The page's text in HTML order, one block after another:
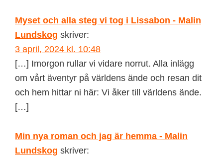
Myset och alla steg vi tog i Lissabon - Malin
Lundskog skriver:
3 april, 2024 kl. 10:48
[…] Imorgon rullar vi vidare norrut. Alla inlägg
om vårt äventyr på världens ände och resan dit
och hem hittar ni här: Vi åker till världens ände.
[…]
Min nya roman och jag är hemma - Malin
Lundskog skriver: